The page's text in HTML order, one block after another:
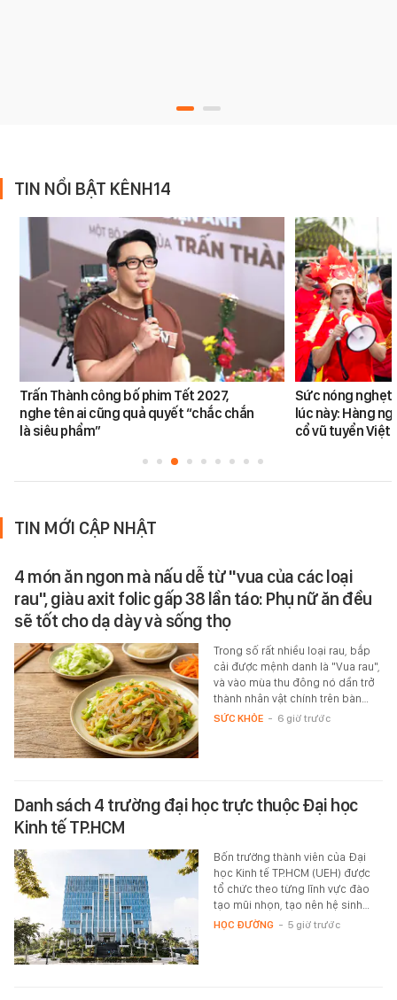
TIN NỔI BẬT KÊNH14
Trấn Thành công bố phim Tết 2027,
nghe tên ai cũng quả quyết “chắc chắn
là siêu phẩm”
Sức nóng nghẹt
lúc này: Hàng
cổ vũ tuyển
TIN MỚI CẬP NHẬT
4 món ăn ngon mà nấu dễ từ "vua của các loại
rau", giàu axit folic gấp 38 lần táo: Phụ nữ ăn đều
sẽ tốt cho dạ dày và sống thọ
Trong số rất nhiều loại rau, bắp
cải được mệnh danh là "Vua rau",
và vào mùa thu đông nó dần trở
thành nhân vật chính trên bàn…
SỨC KHỎE - 6 giờ trước
Danh sách 4 trường đại học trực thuộc Đại học
Kinh tế TP.HCM
Bốn trường thành viên của Đại
học Kinh tế TP.HCM (UEH) được
tổ chức theo từng lĩnh vực đào
tạo mũi nhọn, tạo nên hệ sinh…
HỌC ĐƯỜNG - 5 giờ trước